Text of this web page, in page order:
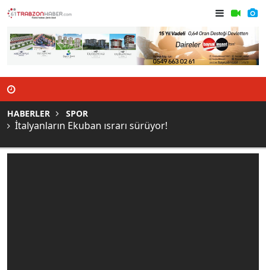
Trabzonspor, Avrupa'dan ne kadar
kazanacak?
HABERLER SPOR
İtalyanların Ekuban ısrarı sürüyor!